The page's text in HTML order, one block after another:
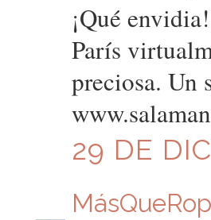
¡Qué
París
preciosa. Un
29 DE